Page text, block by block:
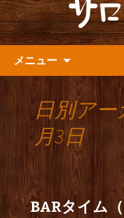
メニュー
日別アー
月3日
BARタイム